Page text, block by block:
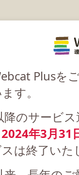
Plusを
す。
降のサービ
2024年3月31
は終了いた